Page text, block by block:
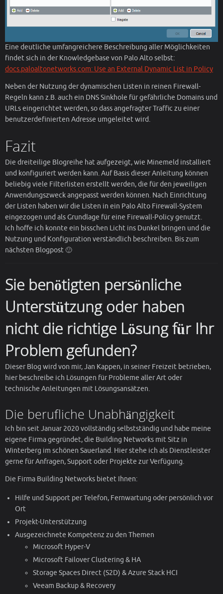
Eine deutliche umfangreichere Beschreibung aller Möglichkeiten
findet sich in der Knowledgebase von Palo Alto selbst:
docs.paloaltonetworks.com: Use an External Dynamic List in Policy
Neben der Nutzung der dynamischen Listen in reinen Firewall-
Regeln kann z.B. auch ein DNS Sinkhole für gefährliche Domains und
URLs eingerichtet werden, so dass angefragter Traffic zu einer
benutzerdefinierten Adresse umgeleitet wird.
Fazit
Die dreiteilige Blogreihe hat aufgezeigt, wie Minemeld installiert
und konfiguriert werden kann. Auf Basis dieser Anleitung können
beliebig viele Filterlisten erstellt werden, die für den jeweiligen
Anwendungszweck angepasst werden können. Nach Einrichtung
der Listen haben wir die Listen in ein Palo Alto Firewall-System
eingezogen und als Grundlage für eine Firewall-Policy genutzt.
Ich hoffe ich konnte ein bisschen Licht ins Dunkel bringen und die
Nutzung und Konfiguration verständlich beschreiben. Bis zum
nächsten Blogpost 🙂
Sie benötigten persönliche
Unterstützung oder haben
nicht die richtige Lösung für Ihr
Problem gefunden?
Dieser Blog wird von mir, Jan Kappen, in seiner Freizeit betrieben,
hier beschreibe ich Lösungen für Probleme aller Art oder
technische Anleitungen mit Lösungsansätzen.
Die berufliche Unabhängigkeit
Ich bin seit Januar 2020 vollständig selbstständig und habe meine
eigene Firma gegründet, die Building Networks mit Sitz in
Winterberg im schönen Sauerland. Hier stehe ich als Dienstleister
gerne für Anfragen, Support oder Projekte zur Verfügung.
Die Firma Building Networks bietet Ihnen:
Hilfe und Support per Telefon, Fernwartung oder persönlich vor
Ort
Projekt-Unterstützung
Ausgezeichnete Kompetenz zu den Themen
Microsoft Hyper-V
Microsoft Failover Clustering & HA
Storage Spaces Direct (S2D) & Azure Stack HCI
Veeam Backup & Recovery